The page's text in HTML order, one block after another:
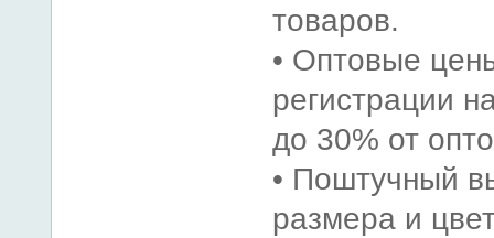
товаров.
• Оптовые
регистрации
до 30% от
• Поштучный
размера и